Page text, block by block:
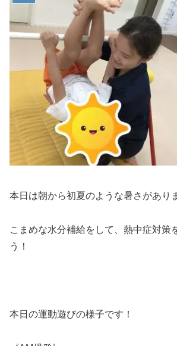
本日は朝から初夏のような暑さがあり
こまめな水分補給をして、熱中症対策
う！
本日の運動遊びの様子です！